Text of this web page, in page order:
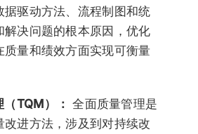
据驱动方法、流程制图和统
解决问题的根本原因，优化
质量和绩效方面实现可衡量
（TQM）：全面质量管理是
改进方法，涉及到对持续改